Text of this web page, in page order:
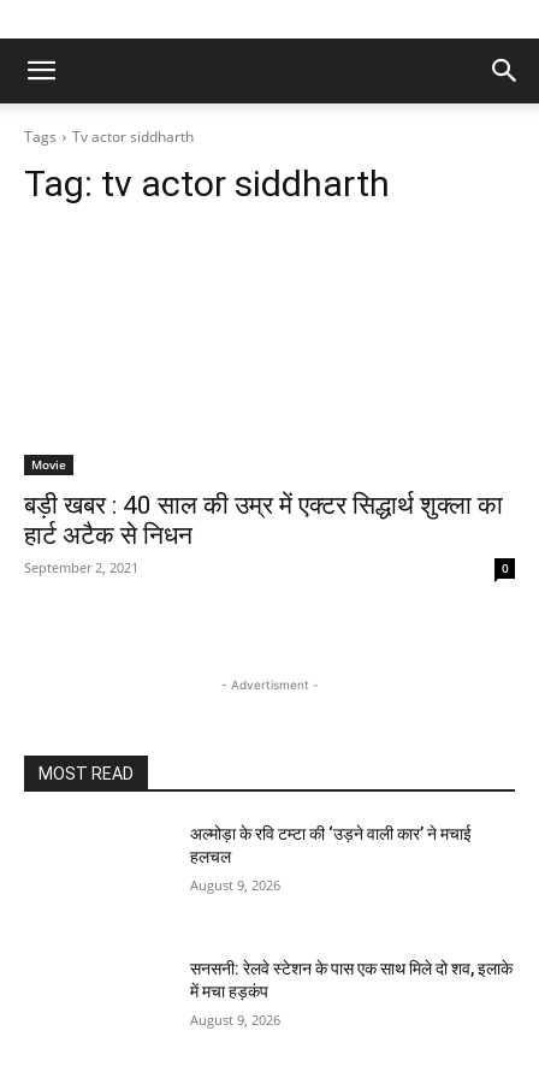
Tags Tv actor siddharth
Tag: tv actor siddharth
Movie
बड़ी खबर : 40 साल की उम्र में एक्टर सिद्धार्थ शुक्ला का
हार्ट अटैक से निधन
September 2, 2021 0
- Advertisment -
MOST READ
अल्मोड़ा के रवि टम्टा की ‘उड़ने वाली कार’ ने मचाई
हलचल
August 9, 2026
सनसनी: रेलवे स्टेशन के पास एक साथ मिले दो शव, इलाके
में मचा हड़कंप
August 9, 2026